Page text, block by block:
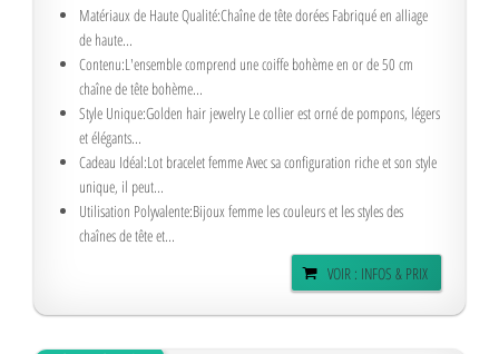
Matériaux de Haute Qualité:Chaîne de tête dorées Fabriqué en alliage
de haute...
Contenu:L'ensemble comprend une coiffe bohème en or de 50 cm
chaîne de tête bohème...
Style Unique:Golden hair jewelry Le collier est orné de pompons, légers
et élégants...
Cadeau Idéal:Lot bracelet femme Avec sa configuration riche et son style
unique, il peut...
Utilisation Polyvalente:Bijoux femme les couleurs et les styles des
chaînes de tête et...
VOIR : INFOS & PRIX